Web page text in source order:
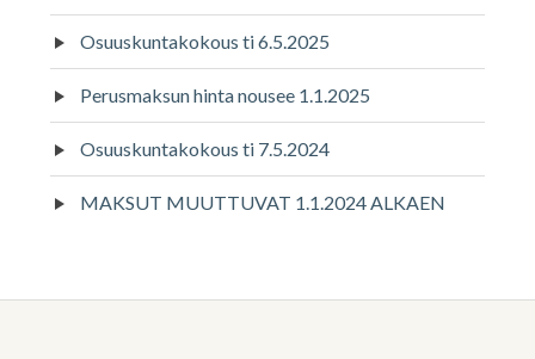
Osuuskuntakokous ti 6.5.2025
Perusmaksun hinta nousee 1.1.2025
Osuuskuntakokous ti 7.5.2024
MAKSUT MUUTTUVAT 1.1.2024 ALKAEN